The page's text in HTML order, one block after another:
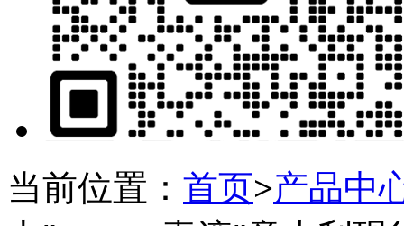
当前位置： 首页>产品中